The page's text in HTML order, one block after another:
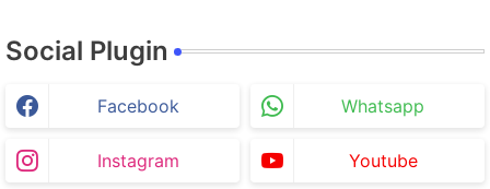
Social Plugin
Facebook Whatsapp
Instagram Youtube